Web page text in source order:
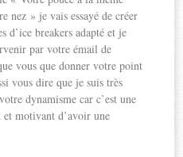
nez » je vais essayé de créer
d’ice breakers adapté et je
par votre émail de
vous que donner votre point
vous dire que je suis très
dynamisme car c’est une
et motivant d’avoir une